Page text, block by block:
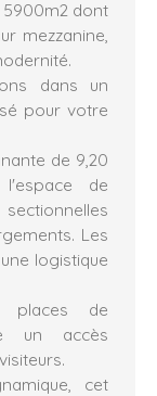
5900m2 dont
mezzanine,
dans un
pour votre
de 9,20
de
Les
logistique
de
un accès
cet